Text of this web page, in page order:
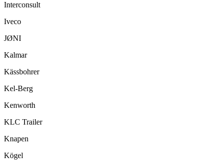
Interconsult
Iveco
JØNI
Kalmar
Kässbohrer
Kel-Berg
Kenworth
KLC Trailer
Knapen
Kögel